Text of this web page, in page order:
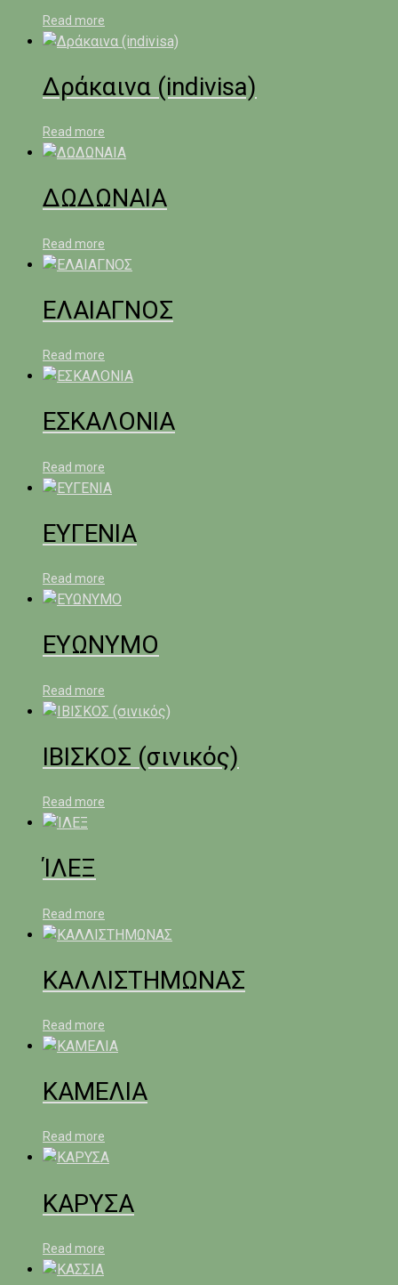
Read more
Δράκαινα (indivisa)
Read more
ΔΩΔΩΝΑΙΑ
Read more
ΕΛΑΙΑΓΝΟΣ
Read more
ΕΣΚΑΛΟΝΙΑ
Read more
ΕΥΓΕΝΙΑ
Read more
ΕΥΩΝΥΜΟ
Read more
ΙΒΙΣΚΟΣ (σινικός)
Read more
ΊΛΕΞ
Read more
ΚΑΛΛΙΣΤΗΜΩΝΑΣ
Read more
ΚΑΜΕΛΙΑ
Read more
ΚΑΡΥΣΑ
Read more